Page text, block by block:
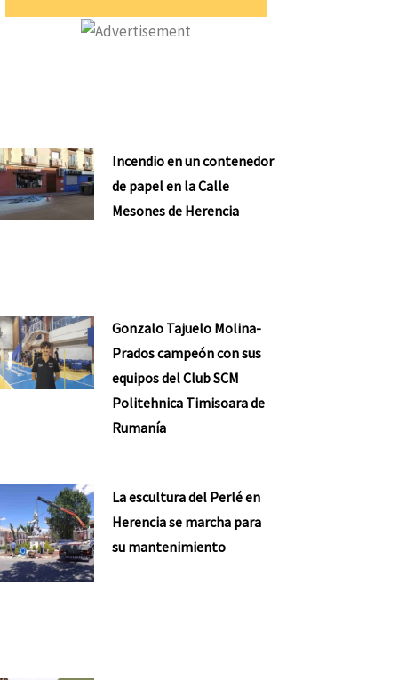
Incendio en un contenedor
de papel en la Calle
Mesones de Herencia
Gonzalo Tajuelo Molina-
Prados campeón con sus
equipos del Club SCM
Politehnica Timisoara de
Rumanía
La escultura del Perlé en
Herencia se marcha para
su mantenimiento